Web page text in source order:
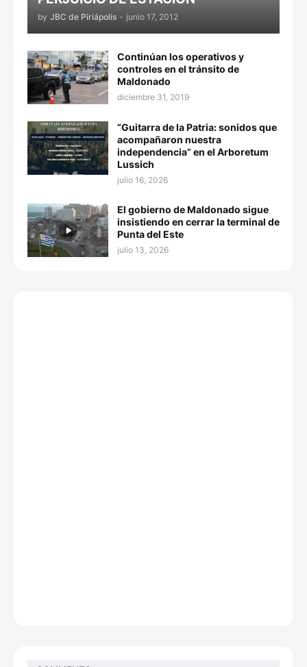
by JBC de Piriápolis - junio 17, 2012
Continúan los operativos y
controles en el tránsito de
Maldonado
diciembre 31, 2019
“Guitarra de la Patria: sonidos que
acompañaron nuestra
independencia” en el Arboretum
Lussich
julio 16, 2026
El gobierno de Maldonado sigue
insistiendo en cerrar la terminal de
Punta del Este
julio 13, 2026